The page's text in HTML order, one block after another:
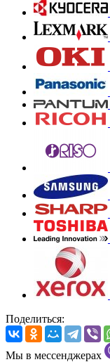
Поделиться:
Мы в мессенджерах